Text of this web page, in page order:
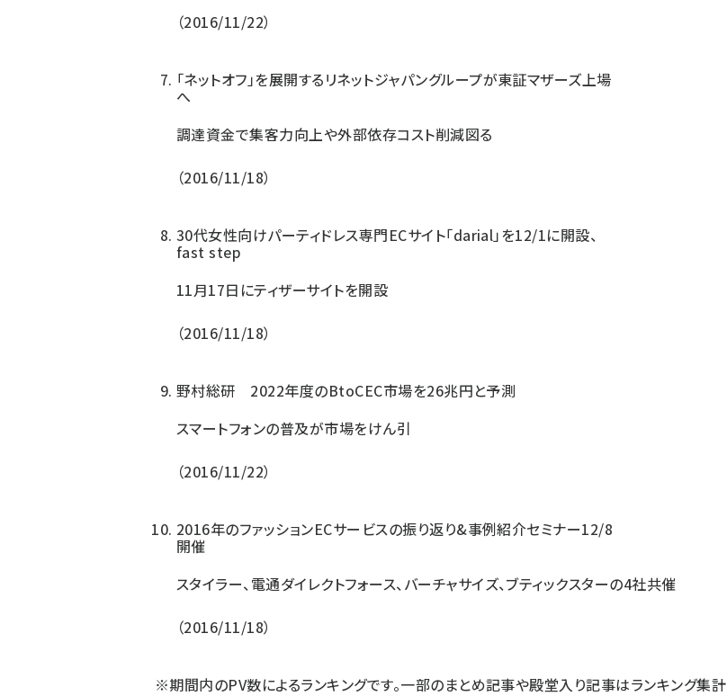
2016/11/22
「ネットオフ」を展開するリネットジャパングループが東証マザーズ上場
へ
調達資金で集客力向上や外部依存コスト削減図る
2016/11/18
30代女性向けパーティドレス専門ECサイト「darial」を12/1に開設、
fast step
11月17日にティザーサイトを開設
2016/11/18
野村総研 2022年度のBtoCEC市場を26兆円と予測
スマートフォンの普及が市場をけん引
2016/11/22
2016年のファッションECサービスの振り返り&事例紹介セミナー12/8
開催
スタイラー、電通ダイレクトフォース、バーチャサイズ、ブティックスターの4社共催
2016/11/18
※期間内のPV数によるランキングです。一部のまとめ記事や殿堂入り記事はランキング集計